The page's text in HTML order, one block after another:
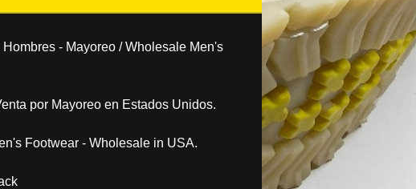
- Mayoreo / Wholesale Men's
por Mayoreo en Estados Unidos.
Footwear - Wholesale in USA.